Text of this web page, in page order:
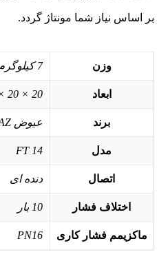
بر اساس نیاز شما مونتاژ گردد.
وزن 7 کیلوگرم
ابعاد 20 × 20 × 20 سانتیمتر
برند عیوض EYVAZ
مدل FT 14
اتصال دنده ای
اختلاف فشار 10 بار
ماکزیمم فشار کاری PN16